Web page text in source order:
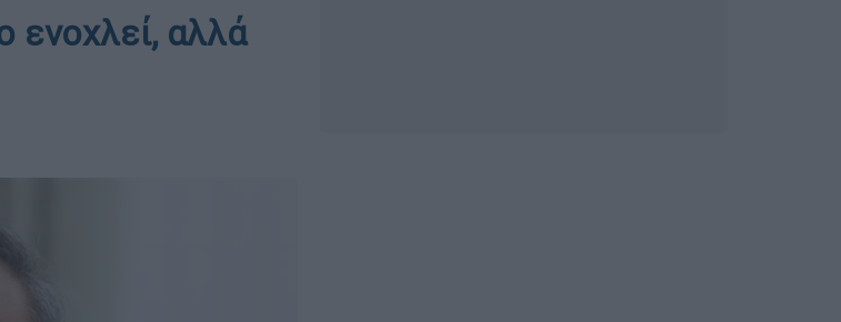
ενοχλεί, αλλά